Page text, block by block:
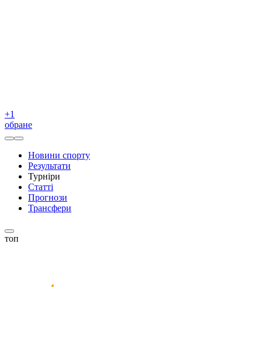
+1
обране
Новини спорту
Результати
Турніри
Статті
Прогнози
Трансфери
топ